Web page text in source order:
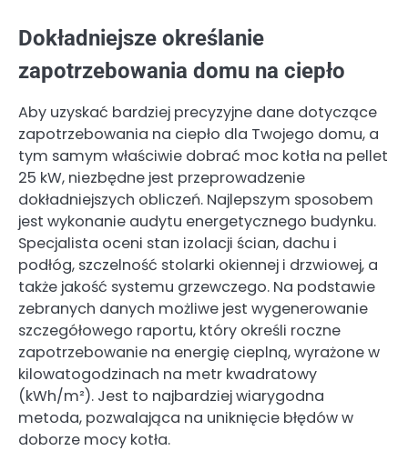
Dokładniejsze określanie
zapotrzebowania domu na ciepło
Aby uzyskać bardziej precyzyjne dane dotyczące
zapotrzebowania na ciepło dla Twojego domu, a
tym samym właściwie dobrać moc kotła na pellet
25 kW, niezbędne jest przeprowadzenie
dokładniejszych obliczeń. Najlepszym sposobem
jest wykonanie audytu energetycznego budynku.
Specjalista oceni stan izolacji ścian, dachu i
podłóg, szczelność stolarki okiennej i drzwiowej, a
także jakość systemu grzewczego. Na podstawie
zebranych danych możliwe jest wygenerowanie
szczegółowego raportu, który określi roczne
zapotrzebowanie na energię cieplną, wyrażone w
kilowatogodzinach na metr kwadratowy
(kWh/m²). Jest to najbardziej wiarygodna
metoda, pozwalająca na uniknięcie błędów w
doborze mocy kotła.